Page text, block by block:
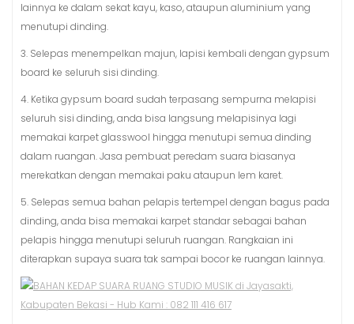
lainnya ke dalam sekat kayu, kaso, ataupun aluminium yang
menutupi dinding.
3. Selepas menempelkan majun, lapisi kembali dengan gypsum
board ke seluruh sisi dinding.
4. Ketika gypsum board sudah terpasang sempurna melapisi
seluruh sisi dinding, anda bisa langsung melapisinya lagi
memakai karpet glasswool hingga menutupi semua dinding
dalam ruangan. Jasa pembuat peredam suara biasanya
merekatkan dengan memakai paku ataupun lem karet.
5. Selepas semua bahan pelapis tertempel dengan bagus pada
dinding, anda bisa memakai karpet standar sebagai bahan
pelapis hingga menutupi seluruh ruangan. Rangkaian ini
diterapkan supaya suara tak sampai bocor ke ruangan lainnya.